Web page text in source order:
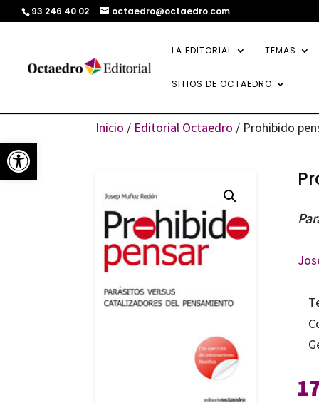
Abrir barra de herramientas
93 246 40 02 octaedro@octaedro.com
LA EDITORIAL TEMAS
SITIOS DE OCTAEDRO
Inicio / Editorial Octaedro / Prohibido